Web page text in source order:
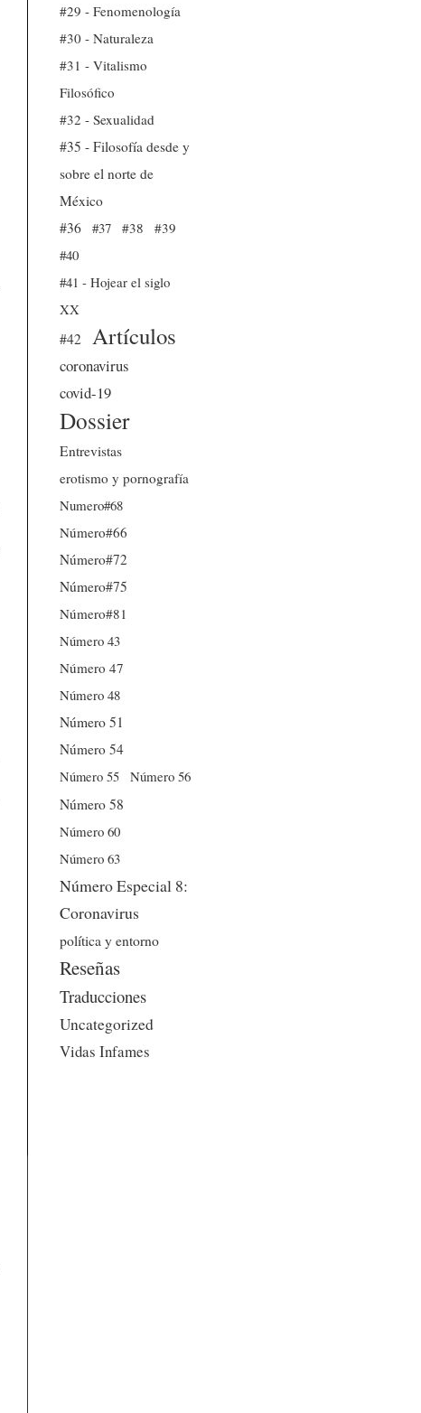
#29 - Fenomenología
#30 - Naturaleza
#31 - Vitalismo
Filosófico
#32 - Sexualidad
#35 - Filosofía desde y
sobre el norte de
México
#36
#37 #38
#39
#40
#41 - Hojear el siglo
XX
#42
Artículos
coronavirus
covid-19
Dossier
Entrevistas
erotismo y pornografía
Numero#68
Número#66
Número#72
Número#75
Número#81
Número 43
Número 47
Número 48
Número 51
Número 54
Número 55
Número 56
Número 58
Número 60
Número 63
Número Especial 8:
Coronavirus
política y entorno
Reseñas
Traducciones
Uncategorized
Vidas Infames